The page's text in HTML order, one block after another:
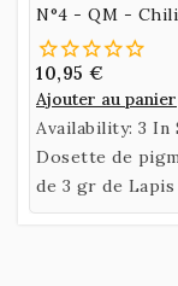
N°4 - QM - Chili
10,95 €
Ajouter au panier
Availability: 3 In
Dosette de
de 3 gr de Lapis
QM -